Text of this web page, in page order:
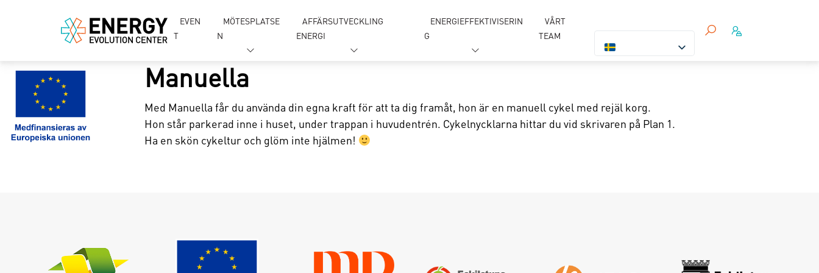
EVEN
T
MÖTESPLATSE
N
AFFÄRSUTVECKLING
ENERGI
ENERGIEFFEKTIVISERIN
G
VÅRT
TEAM
Manuella
Med Manuella får du använda din egna kraft för att ta dig framåt, hon är en manuell cykel med rejäl korg.
Hon står parkerad inne i huset, under trappan i huvudentrén. Cykelnycklarna hittar du vid skrivaren på Plan 1.
Ha en skön cykeltur och glöm inte hjälmen!
Glömt lösenordet ?